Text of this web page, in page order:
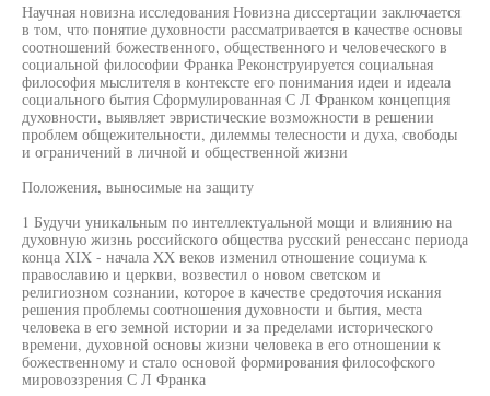
Научная новизна исследования Новизна диссертации заключается
в том, что понятие духовности рассматривается в качестве основы
соотношений божественного, общественного и человеческого в
социальной философии Франка Реконструируется социальная
философия мыслителя в контексте его понимания идеи и идеала
социального бытия Сформулированная С Л Франком концепция
духовности, выявляет эвристические возможности в решении
проблем общежительности, дилеммы телесности и духа, свободы
и ограничений в личной и общественной жизни
Положения, выносимые на защиту
1 Будучи уникальным по интеллектуальной мощи и влиянию на
духовную жизнь российского общества русский ренессанс периода
конца XIX - начала XX веков изменил отношение социума к
православию и церкви, возвестил о новом светском и
религиозном сознании, которое в качестве средоточия искания
решения проблемы соотношения духовности и бытия, места
человека в его земной истории и за пределами исторического
времени, духовной основы жизни человека в его отношении к
божественному и стало основой формирования философского
мировоззрения С Л Франка